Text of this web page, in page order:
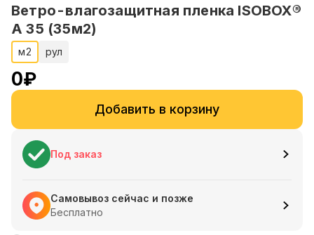
Ветро-влагозащитная пленка ISOBOX®
A 35 (35м2)
м2 рул
0₽
Добавить в корзину
Под заказ
Самовывоз сейчас и позже
Бесплатно